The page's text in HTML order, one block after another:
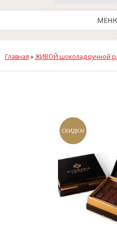
Главная »ЖИВОЙ шоколад ручной
СКИДКА!